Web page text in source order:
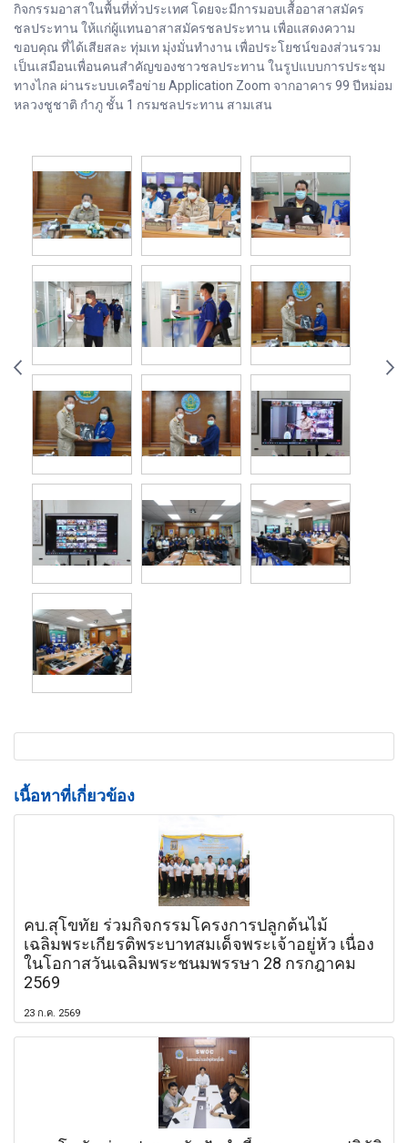
กิจกรรมอาสาในพื้นที่ทั่วประเทศ โดยจะมีการมอบเสื้ออาสาสมัคร
ชลประทาน ให้แก่ผู้แทนอาสาสมัครชลประทาน เพื่อแสดงความ
ขอบคุณ ที่ได้เสียสละ ทุ่มเท มุ่งมั่นทำงาน เพื่อประโยชน์ของส่วนรวม
เป็นเสมือนเพื่อนคนสำคัญของชาวชลประทาน ในรูปแบบการประชุม
ทางไกล ผ่านระบบเครือข่าย Application Zoom จากอาคาร 99 ปีหม่อม
หลวงชูชาติ กำภู ชั้น 1 กรมชลประทาน สามเสน
เนื้อหาที่เกี่ยวข้อง
คบ.สุโขทัย ร่วมกิจกรรมโครงการปลูกต้นไม้
เฉลิมพระเกียรติพระบาทสมเด็จพระเจ้าอยู่หัว เนื่อง
ในโอกาสวันเฉลิมพระชนมพรรษา 28 กรกฎาคม
2569
23 ก.ค. 2569